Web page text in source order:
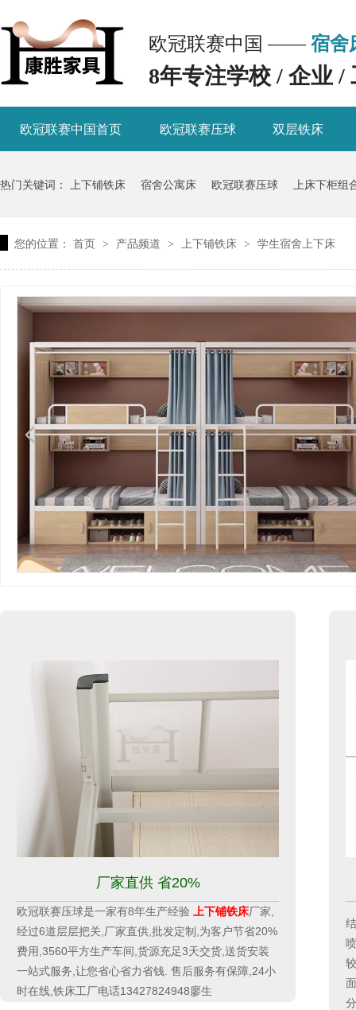
欧冠联赛中国 ——宿舍
8年专注学校 / 企业 /
欧冠联赛中国首页 欧冠联赛压球 双层铁床
热门关键词： 上下铺铁床 宿舍公寓床 欧冠联赛压球 上床下柜组
您的位置： 首页 > 产品频道 > 上下铺铁床 > 学生宿舍上下床
厂家直供 省20%
欧冠联赛压球是一家有8年生产经验 上下铺铁床厂家,
经过6道层层把关,厂家直供,批发定制,为客户节省20%
费用,3560平方生产车间,货源充足3天交货,送货安装
一站式服务,让您省心省力省钱. 售后服务有保障,24小
时在线,铁床工厂电话13427824948廖生